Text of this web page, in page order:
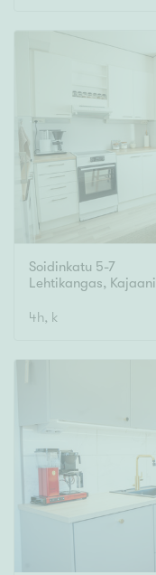
Parveke
Soidinkatu 5-7
Lehtikangas, Kajaani
4h, k